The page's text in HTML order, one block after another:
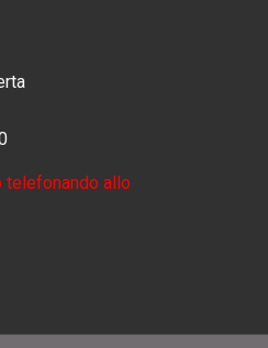
telefonando allo